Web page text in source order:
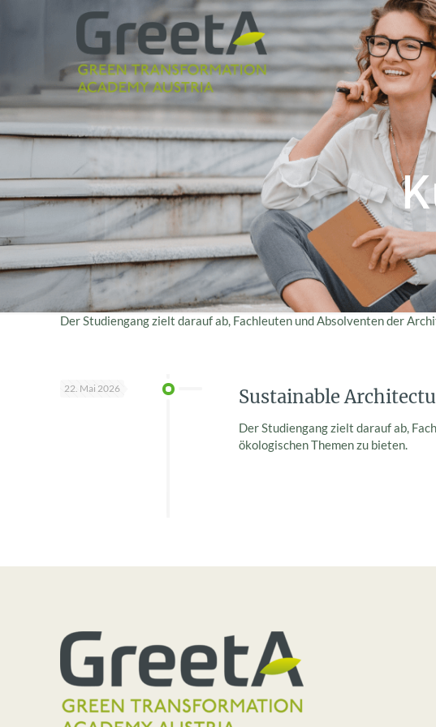
Der Studiengang zielt darauf ab, Fachleuten und Absolventen der
22. Mai 2026 Sustainable
Der Studiengang zielt darauf ab,
ökologischen Themen zu bieten.